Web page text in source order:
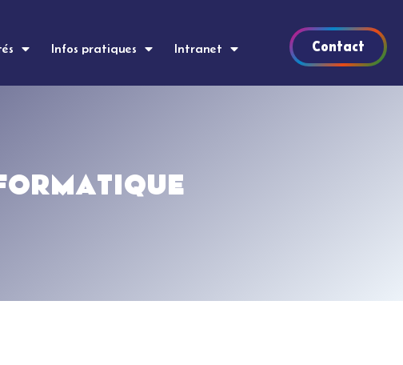
Infos pratiques Intranet Contact